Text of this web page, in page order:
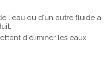
l'eau ou d'un autre fluide à
d'éliminer les eaux